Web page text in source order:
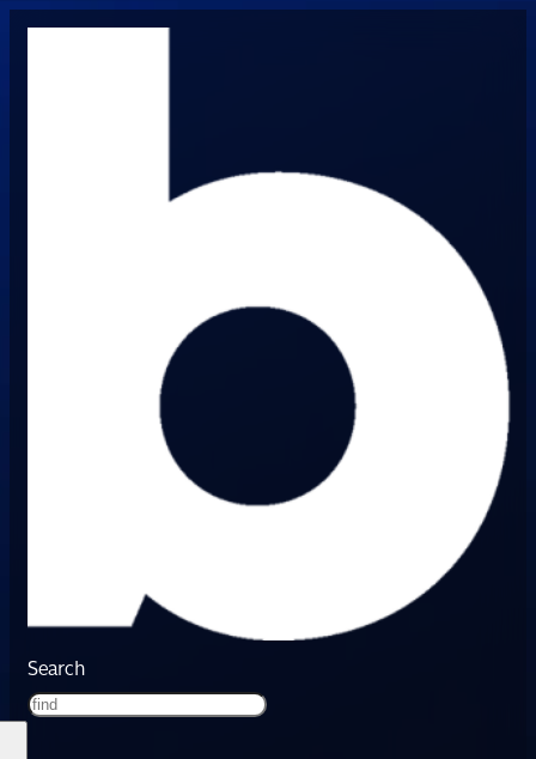
Search